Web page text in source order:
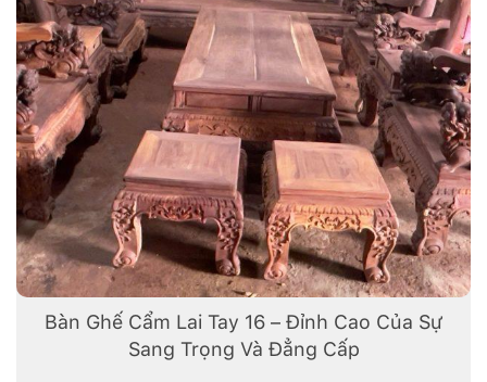
Bàn Ghế Cẩm Lai Tay 16 – Đỉnh Cao Của Sự
Sang Trọng Và Đẳng Cấp